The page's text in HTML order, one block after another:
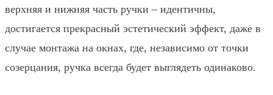
верхняя и нижняя часть ручки – идентичны,
достигается прекрасный эстетический эффект, даже в
случае монтажа на окнах, где, независимо от точки
созерцания, ручка всегда будет выглядеть одинаково.